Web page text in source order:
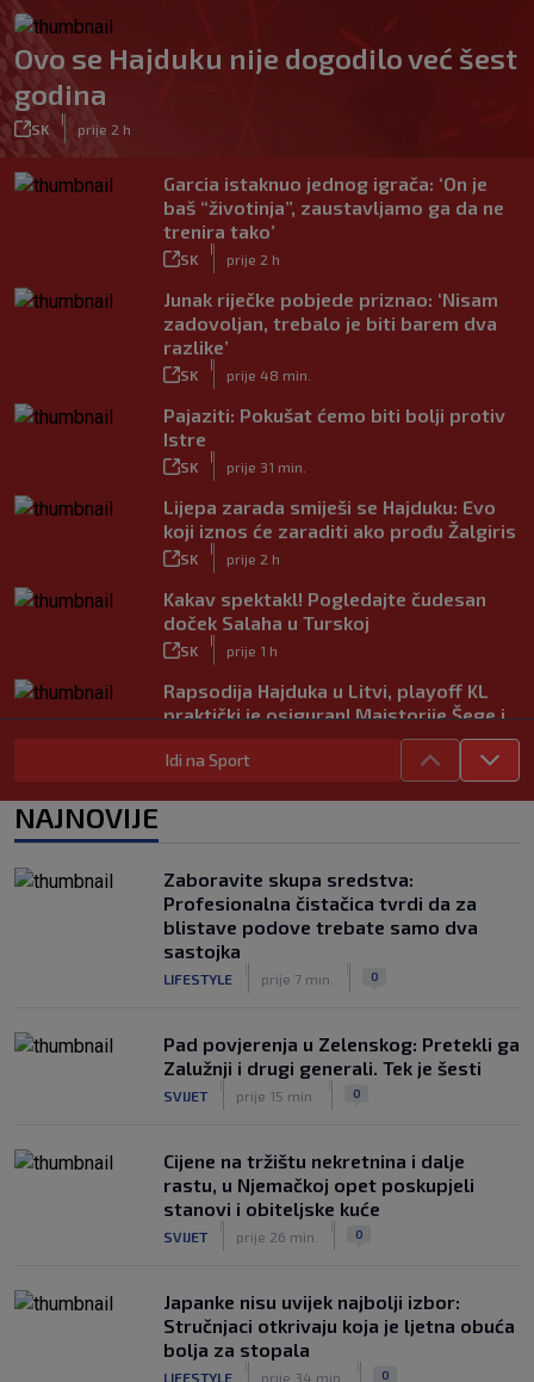
Ovo se Hajduku nije dogodilo već šest
godina
SK prije 2 h
Garcia istaknuo jednog igrača: ‘On je
baš “životinja”, zaustavljamo ga da ne
trenira tako’
SK prije 2 h
Junak riječke pobjede priznao: ‘Nisam
zadovoljan, trebalo je biti barem dva
razlike’
SK prije 48 min.
Pajaziti: Pokušat ćemo biti bolji protiv
Istre
SK prije 31 min.
Lijepa zarada smiješi se Hajduku: Evo
koji iznos će zaraditi ako prođu Žalgiris
SK prije 2 h
Kakav spektakl! Pogledajte čudesan
doček Salaha u Turskoj
SK prije 1 h
Rapsodija Hajduka u Litvi, playoff KL
praktički je osiguran! Majstorije Šege i
SK
|
prije 6 h
Neočekivani problemi za Dinamo:
Rijeka u Finsku nosi minimalnu
prednost, bivši vratar Dinama spriječio
veću razliku
SK prije 2 h
Idi na Sport
NAJNOVIJE
Zaboravite skupa sredstva:
Profesionalna čistačica tvrdi da za
blistave podove trebate samo dva
sastojka
LIFESTYLE prije 7 min. 0
Pad povjerenja u Zelenskog: Pretekli ga
Zalužnji i drugi generali. Tek je šesti
SVIJET prije 15 min. 0
Cijene na tržištu nekretnina i dalje
rastu, u Njemačkoj opet poskupjeli
stanovi i obiteljske kuće
SVIJET prije 26 min. 0
Japanke nisu uvijek najbolji izbor:
Stručnjaci otkrivaju koja je ljetna obuća
bolja za stopala
LIFESTYLE prije 34 min. 0